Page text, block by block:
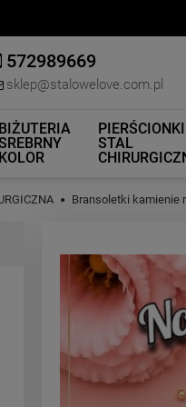
572989669
sklep@stalowelove.com.pl
BIŻUTERIA
KOLOR
PIERŚCIONKI
STAL
Bransoletki kamienie